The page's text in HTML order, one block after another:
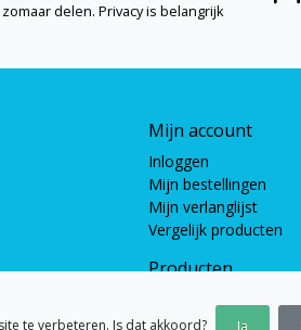
delen. Privacy is belangrijk
Mijn account
Inloggen
Mijn bestellingen
Mijn verlanglijst
Vergelijk producten
Producten
Bewegingsspellen
te verbeteren. Is dat akkoord? Ja